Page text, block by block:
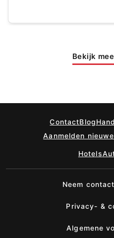
Bekijk
ContactBlog
Aanmelden
Hotels
Neem
Privacy- &
Algemene